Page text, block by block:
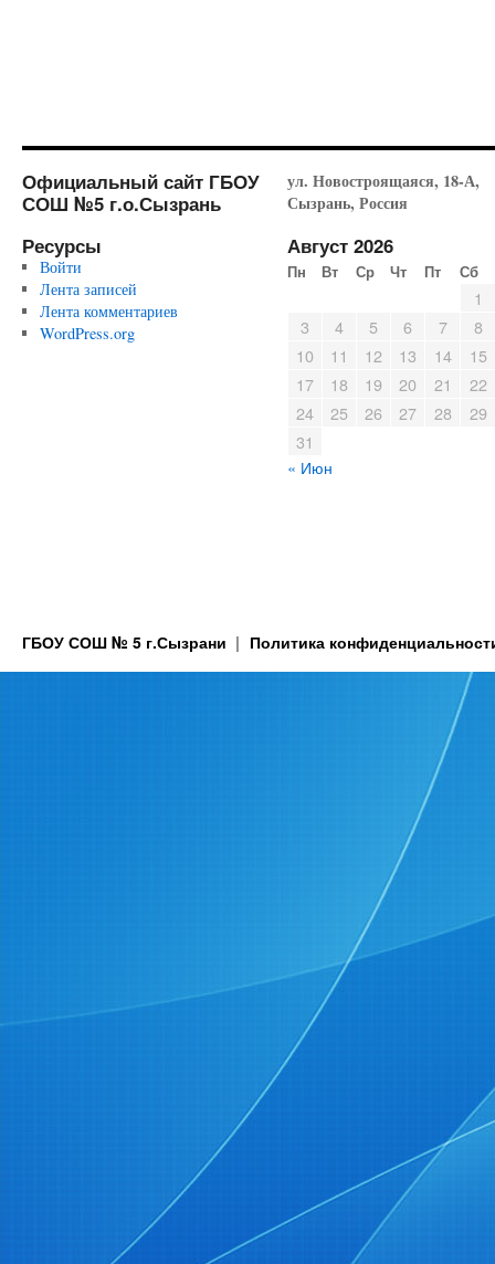
Официальный сайт ГБОУ
СОШ №5 г.о.Сызрань
Ресурсы
Войти
Лента записей
Лента комментариев
WordPress.org
ул. Новостроящаяся, 18-А,
Сызрань, Россия
Август 2026
Пн Вт Ср Чт Пт Сб
1
3
4 5 6 7
8
10
11 12 13 14
15
17
18 19 20 21
22
24
25 26 27 28
29
31
« Июн
ГБОУ СОШ № 5 г.Сызрани Политика